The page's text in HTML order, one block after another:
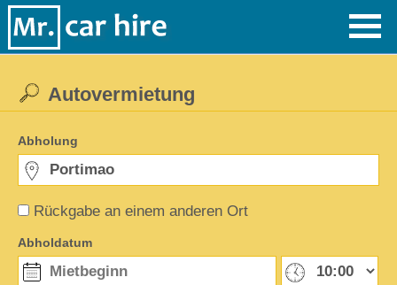
Rückgabe an einem anderen Ort
Autovermietung
Abholung
Abholdatum